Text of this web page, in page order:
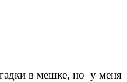
в мешке, но у меня